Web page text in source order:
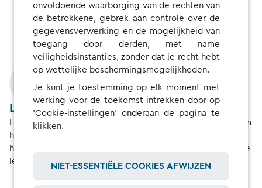
Laden met uw kaart
Houd uw laadkaart voor de kaartlezer voor verificatie en om
het laden te beginnen. Om de laadsessie te beëindigen,
herhaalt u de stap door uw laadkaart nogmaals kort voor de
lezer te houden.
onvoldoende waarborging van de rechten van
de betrokkene, gebrek aan controle over de
gegevensverwerking en de mogelijkheid van
toegang door derden, met name
veiligheidsinstanties, zonder dat je recht hebt
op wettelijke beschermingsmogelijkheden.
Je kunt je toestemming op elk moment met
werking voor de toekomst intrekken door op
'Cookie-instellingen' onderaan de pagina te
klikken.
NIET-ESSENTIËLE COOKIES AFWIJZEN